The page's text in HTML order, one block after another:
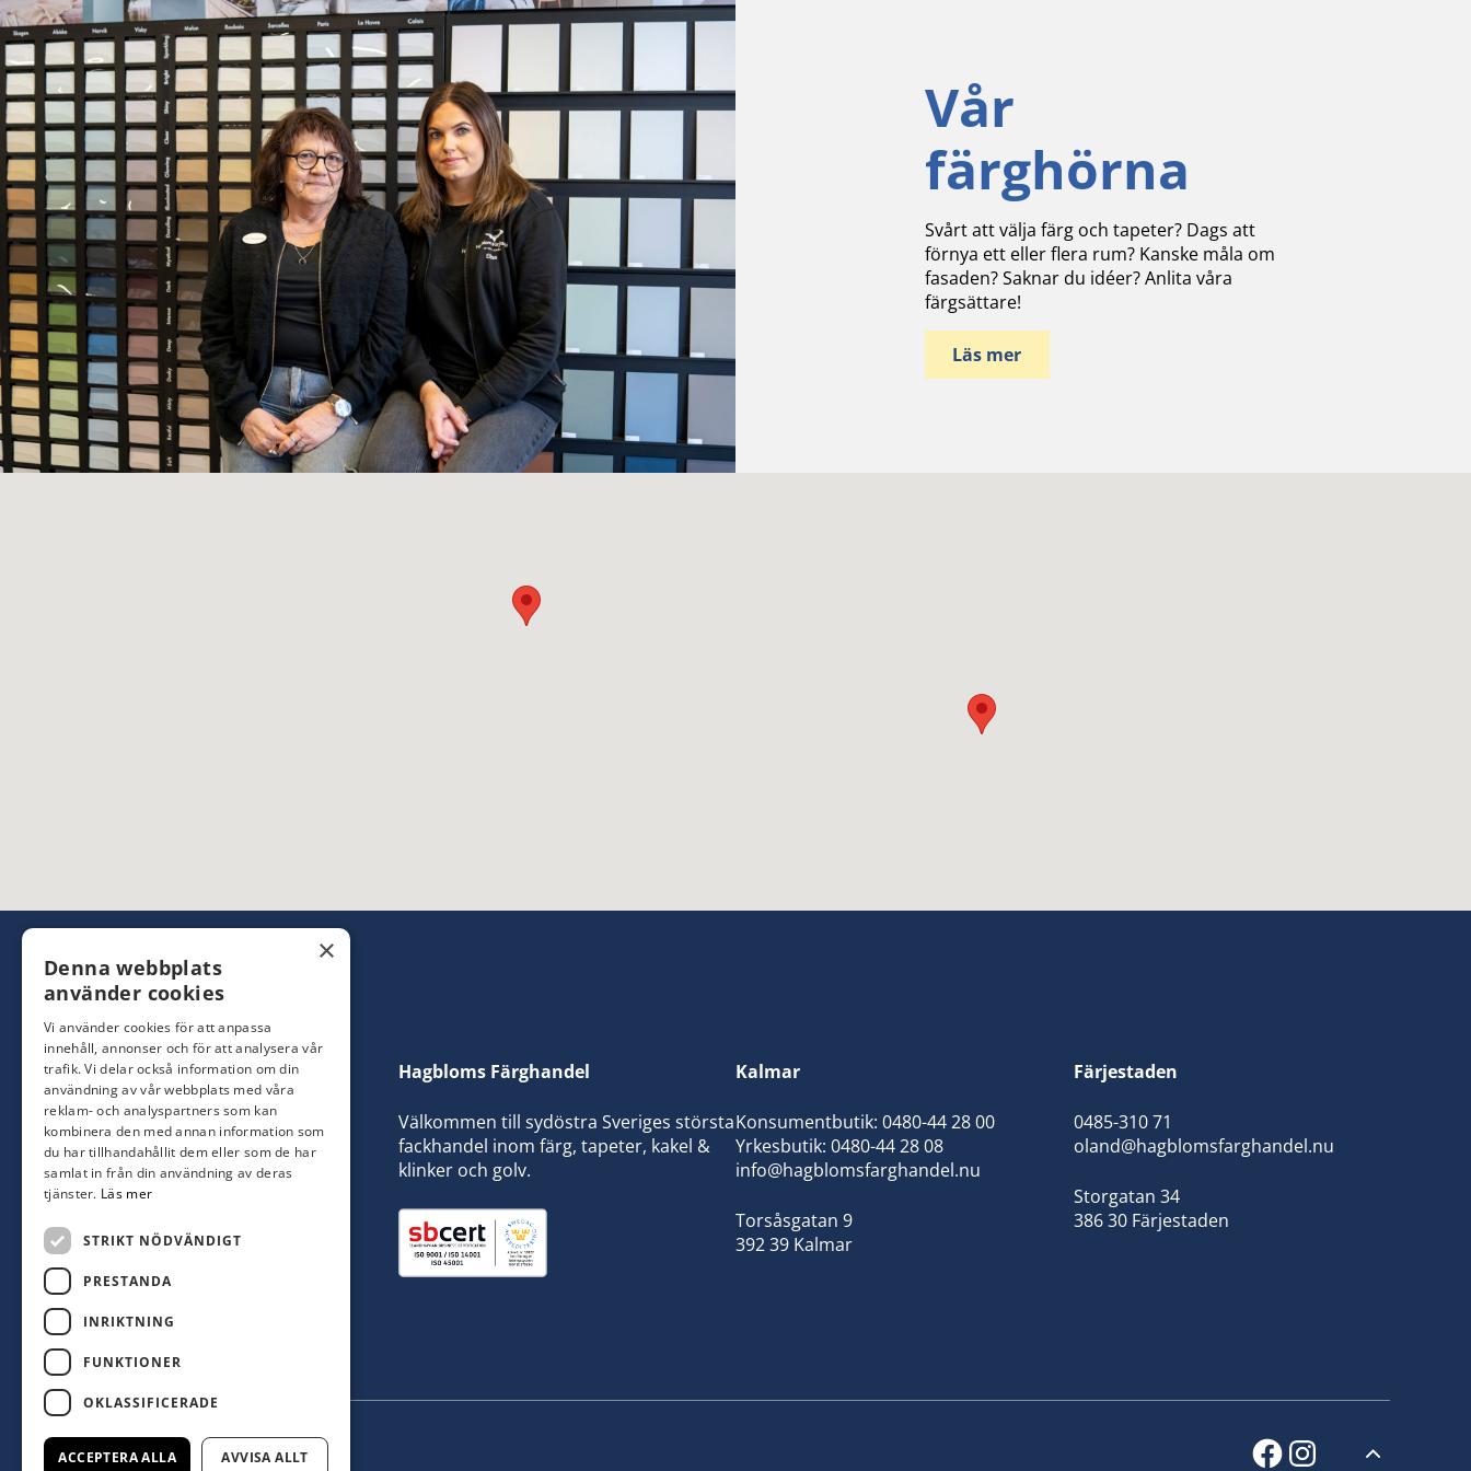
Vår
färghörna
Svårt att välja färg och tapeter? Dags att
förnya ett eller flera rum? Kanske måla om
fasaden? Saknar du idéer? Anlita våra
färgsättare!
Läs mer
Hagbloms Färghandel
Välkommen till sydöstra Sveriges största
fackhandel inom färg, tapeter, kakel &
klinker och golv.
Kalmar
Konsumentbutik: 0480-44 28 00
Yrkesbutik: 0480-44 28 08
info@hagblomsfarghandel.nu
Torsåsgatan 9
392 39 Kalmar
Färjestaden
0485-310 71
oland@hagblomsfarghandel.nu
Storgatan 34
386 30 Färjestaden
facebook
instagram
×
Denna webbplats
använder cookies
Vi använder cookies för att anpassa
innehåll, annonser och för att analysera vår
trafik. Vi delar också information om din
användning av vår webbplats med våra
reklam- och analyspartners som kan
kombinera den med annan information som
du har tillhandahållit dem eller som de har
samlat in från din användning av deras
tjänster. Läs mer
STRIKT NÖDVÄNDIGT
PRESTANDA
INRIKTNING
FUNKTIONER
OKLASSIFICERADE
ACCEPTERA ALLA AVVISA ALLT